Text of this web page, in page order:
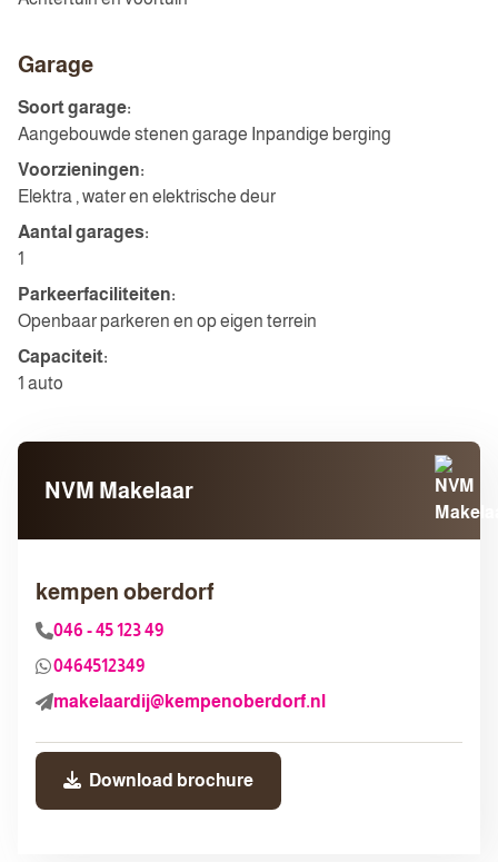
Garage
Soort garage:
Aangebouwde stenen garage Inpandige berging
Voorzieningen:
Elektra , water en elektrische deur
Aantal garages:
1
Parkeerfaciliteiten:
Openbaar parkeren en op eigen terrein
Capaciteit:
1 auto
NVM Makelaar
kempen oberdorf
046 - 45 123 49
0464512349
makelaardij@kempenoberdorf.nl
Download brochure